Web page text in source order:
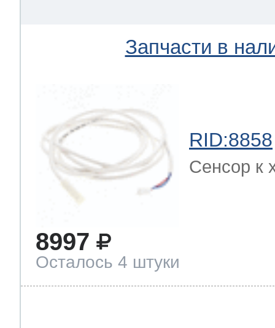
Запчасти в
RID:8858
Сенсор к
8997
Осталось 4 штуки